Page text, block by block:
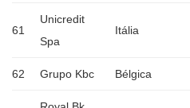
61
Unicredit
Spa
Itália
62 Grupo Kbc Bélgica